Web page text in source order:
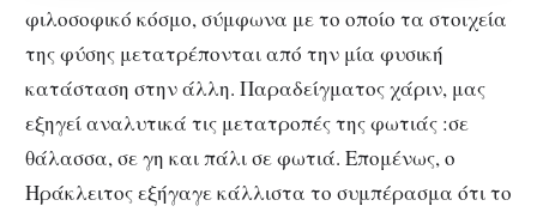
φιλοσοφικό κόσμο, σύμφωνα με το οποίο τα στοιχεία
της φύσης μετατρέπονται από την μία φυσική
κατάσταση στην άλλη. Παραδείγματος χάριν, μας
εξηγεί αναλυτικά τις μετατροπές της φωτιάς :σε
θάλασσα, σε γη και πάλι σε φωτιά. Επομένως, ο
Ηράκλειτος εξήγαγε κάλλιστα το συμπέρασμα ότι το